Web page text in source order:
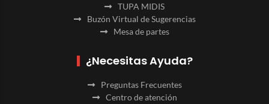
TUPA MIDIS
Buzón Virtual de Sugerencias
Mesa de partes
¿Necesitas Ayuda?
Preguntas Frecuentes
Centro de atención